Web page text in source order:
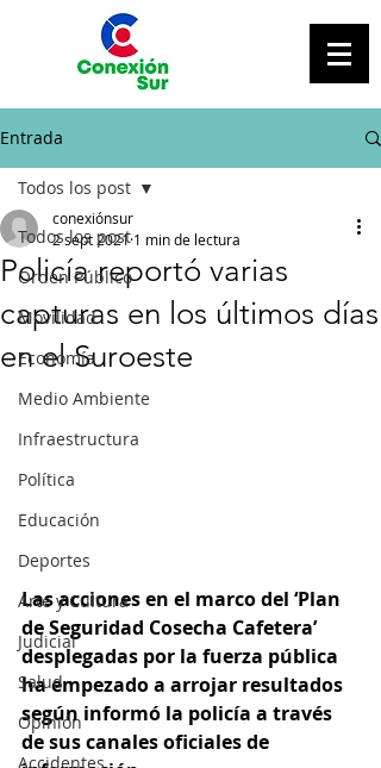
Entrada
Todos los post
Orden Público
Movilidad
Economía
Medio Ambiente
Infraestructura
Política
Educación
Deportes
Arte y Cultura
Judicial
Salud
Opinión
Accidentes
Todos los post
Policía reportó varias
capturas en los últimos días
en el Suroeste
conexiónsur
2 sept 2021 1 min de lectura
Las acciones en el marco del ‘Plan
de Seguridad Cosecha Cafetera’
desplegadas por la fuerza pública
ha empezado a arrojar resultados
según informó la policía a través
de sus canales oficiales de